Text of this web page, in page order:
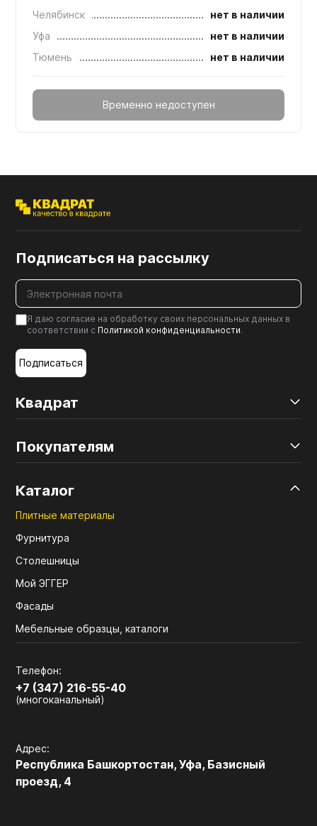
Челябинск
нет в наличии
Уфа
нет в наличии
Тюмень
нет в наличии
Временно недоступен
Квадрат
Покупателям
Каталог
Плитные материалы
Фурнитура
Столешницы
Мой ЭГГЕР
Фасады
Мебельные образцы, каталоги
Телефон:
+7 (347) 216-55-40
(многоканальный)
Адрес:
Республика Башкортостан, Уфа, Базисный
проезд, 4
Подписаться на рассылку
Я даю согласие на обработку своих персональных данных в
соответствии с Политикой конфиденциальности.
Подписаться